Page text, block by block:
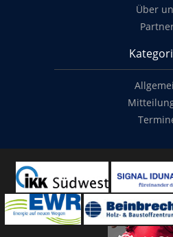
Über
© 2014-2022 Classymade GmbH.